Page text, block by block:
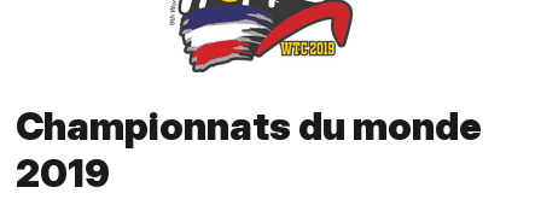
Championnats du monde
2019